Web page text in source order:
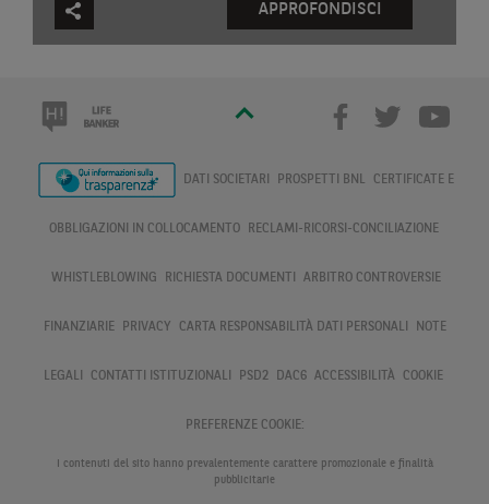
APPROFONDISCI
DATI SOCIETARI PROSPETTI BNL CERTIFICATE E
OBBLIGAZIONI IN COLLOCAMENTO RECLAMI-RICORSI-CONCILIAZIONE
WHISTLEBLOWING RICHIESTA DOCUMENTI ARBITRO CONTROVERSIE
FINANZIARIE PRIVACY CARTA RESPONSABILITÀ DATI PERSONALI NOTE
LEGALI CONTATTI ISTITUZIONALI PSD2 DAC6 ACCESSIBILITÀ COOKIE
PREFERENZE COOKIE:
I contenuti del sito hanno prevalentemente carattere promozionale e finalità
pubblicitarie